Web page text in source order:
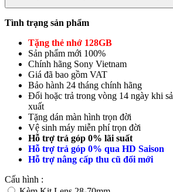
Tình trạng sản phẩm
Tặng thẻ nhớ 128GB
Sản phẩm mới 100%
Chính hãng Sony Vietnam
Giá đã bao gồm VAT
Bảo hành 24 tháng chính hãng
Đổi hoặc trả trong vòng 14 ngày khi
xuất
Tặng dán màn hình trọn đời
Vệ sinh máy miễn phí trọn đời
Hỗ trợ trả góp 0% lãi suất
Hỗ trợ trả góp 0% qua HD Saison
Hỗ trợ nâng cấp thu cũ đổi mới
Cấu hình :